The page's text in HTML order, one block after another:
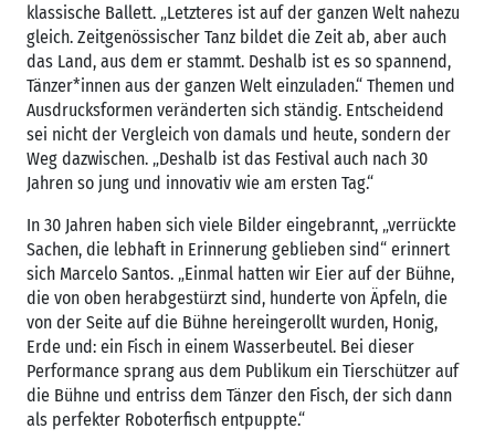
klassische Ballett. „Letzteres ist auf der ganzen Welt nahezu
gleich. Zeitgenössischer Tanz bildet die Zeit ab, aber auch
das Land, aus dem er stammt. Deshalb ist es so spannend,
Tänzer*innen aus der ganzen Welt einzuladen.“ Themen und
Ausdrucksformen veränderten sich ständig. Entscheidend
sei nicht der Vergleich von damals und heute, sondern der
Weg dazwischen. „Deshalb ist das Festival auch nach 30
Jahren so jung und innovativ wie am ersten Tag.“
In 30 Jahren haben sich viele Bilder eingebrannt, „verrückte
Sachen, die lebhaft in Erinnerung geblieben sind“ erinnert
sich Marcelo Santos. „Einmal hatten wir Eier auf der Bühne,
die von oben herabgestürzt sind, hunderte von Äpfeln, die
von der Seite auf die Bühne hereingerollt wurden, Honig,
Erde und: ein Fisch in einem Wasserbeutel. Bei dieser
Performance sprang aus dem Publikum ein Tierschützer auf
die Bühne und entriss dem Tänzer den Fisch, der sich dann
als perfekter Roboterfisch entpuppte.“